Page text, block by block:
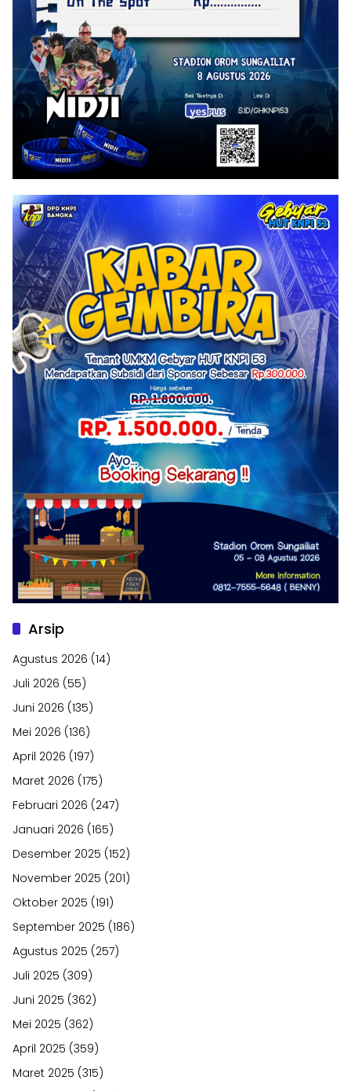
Arsip
Agustus 2026 (14)
Juli 2026 (55)
Juni 2026 (135)
Mei 2026 (136)
April 2026 (197)
Maret 2026 (175)
Februari 2026 (247)
Januari 2026 (165)
Desember 2025 (152)
November 2025 (201)
Oktober 2025 (191)
September 2025 (186)
Agustus 2025 (257)
Juli 2025 (309)
Juni 2025 (362)
Mei 2025 (362)
April 2025 (359)
Maret 2025 (315)